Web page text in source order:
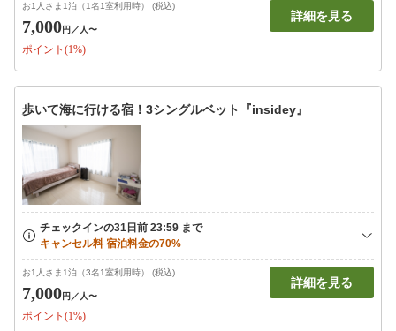
お1人さま1泊（1名1室利用時） (税込)
7,000円 ／人〜
ポイント(1%)
詳細を見る
歩いて海に行ける宿！3シングルベット『insidey』
お1人さま1泊（3名1室利用時） (税込)
7,000円 ／人〜
ポイント(1%)
詳細を見る